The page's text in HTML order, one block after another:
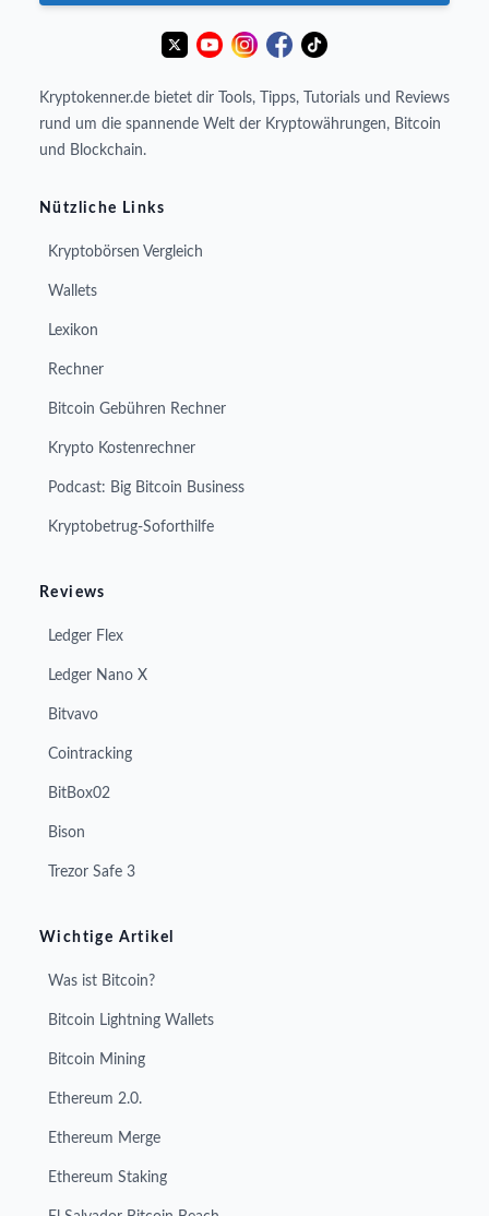
Kryptokenner.de bietet dir Tools, Tipps, Tutorials und Reviews
rund um die spannende Welt der Kryptowährungen, Bitcoin
und Blockchain.
Nützliche Links
Kryptobörsen Vergleich
Wallets
Lexikon
Rechner
Bitcoin Gebühren Rechner
Krypto Kostenrechner
Podcast: Big Bitcoin Business
Kryptobetrug-Soforthilfe
Reviews
Ledger Flex
Ledger Nano X
Bitvavo
Cointracking
BitBox02
Bison
Trezor Safe 3
Wichtige Artikel
Was ist Bitcoin?
Bitcoin Lightning Wallets
Bitcoin Mining
Ethereum 2.0.
Ethereum Merge
Ethereum Staking